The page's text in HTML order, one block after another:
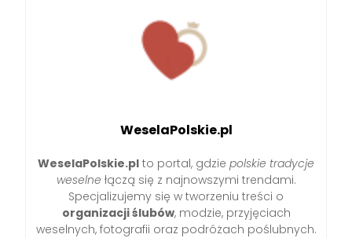
WeselaPolskie.pl
WeselaPolskie.pl to portal, gdzie polskie tradycje
weselne łączą się z najnowszymi trendami.
Specjalizujemy się w tworzeniu treści o
organizacji ślubów, modzie, przyjęciach
weselnych, fotografii oraz podróżach poślubnych.